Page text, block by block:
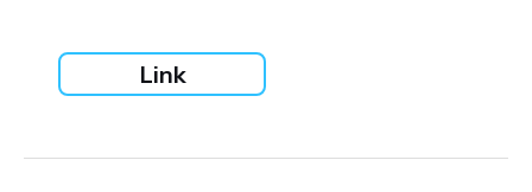
Link